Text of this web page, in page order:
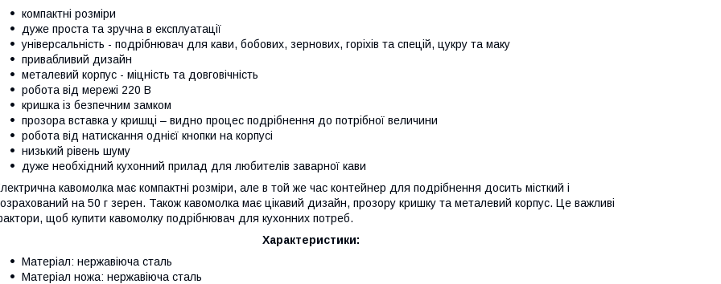
компактні розміри
дуже проста та зручна в експлуатації
універсальність - подрібнювач для кави, бобових, зернових, горіхів та спецій, цукру та маку
привабливий дизайн
металевий корпус - міцність та довговічність
робота від мережі 220 В
кришка із безпечним замком
прозора вставка у кришці – видно процес подрібнення до потрібної величини
робота від натискання однієї кнопки на корпусі
низький рівень шуму
дуже необхідний кухонний прилад для любителів заварної кави
кавомолка має компактні розміри, але в той же час контейнер для подрібнення досить місткий і
на 50 г зерен. Також кавомолка має цікавий дизайн, прозору кришку та металевий корпус. Це важливі
щоб купити кавомолку подрібнювач для кухонних потреб.
Характеристики:
Матеріал: нержавіюча сталь
Матеріал ножа: нержавіюча сталь